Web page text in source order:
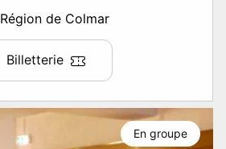
Région de Colmar
Billetterie
En groupe